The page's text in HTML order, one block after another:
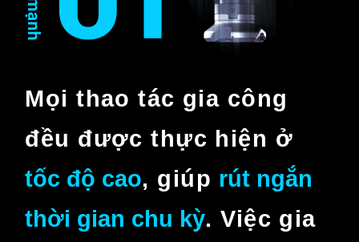
Mọi thao tác gia công
đều được thực hiện ở
tốc độ cao, giúp rút ngắn
thời gian chu kỳ.Việc gia